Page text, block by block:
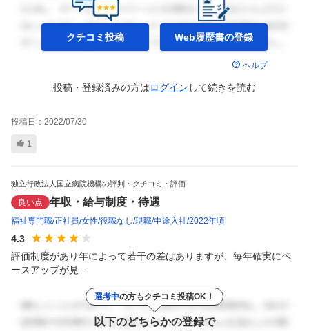
クチコミ投稿 Web履歴書の登録
ヘルプ
投稿・登録済みの方はログイン して続きを読む
投稿日： 2022/07/30
1
独立行政法人国立病院機構の評判・クチコミ・評価
良い点 年収・給与制度・待遇
福祉専門職 正社員 女性 役職なし 現職 中途入社 2022年頃
4.3
評価制度があり年によって若干の差はありますが、毎年確実にベ
ースアップが見...
選考中の方もクチコミ投稿OK！
以下のどちらかの登録で